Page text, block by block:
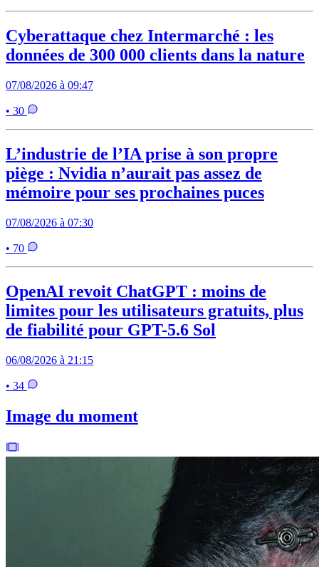
Cyberattaque chez Intermarché : les
données de 300 000 clients dans la nature
07/08/2026 à 09:47
• 30
L’industrie de l’IA prise à son propre
piège : Nvidia n’aurait pas assez de
mémoire pour ses prochaines puces
07/08/2026 à 07:30
• 70
OpenAI revoit ChatGPT : moins de
limites pour les utilisateurs gratuits, plus
de fiabilité pour GPT-5.6 Sol
06/08/2026 à 21:15
• 34
Image du moment